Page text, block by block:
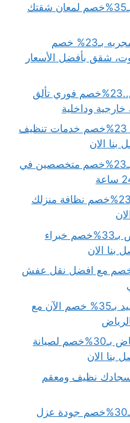
شركة تنظيف شقق بالرياض بـ35%خصم لمعان شقتك
شركة تنظيف شمال الرياض مجربه بـ23% خصم
شقق بأفضل الأسعار
شركة تنظيف شبابيك بالرياض..23%خصم فوري تألق
وداخلية
شركة تنظيف شرق الرياض بـ 23%خصم خدمات تنظيف
الان
شركة ترميم مسابح بالرياض بـ23%خصم متخصصين في
شركة تنظيف العليا الرياض بـ23%خصم نظافة منزلك
شركة تنظيف حمامات بالرياض بـ33%خصم خبراء
بنا الان
لأي مكان بـ23%خصم مع افضل نقل عفش
واجهتك محتاجة تنظيف؟ استفيد بـ35% خصم الآن مع
كهربائي منازل 24 ساعة بالرياض بـ30%خصم لصيانة
بنا الان
نظيف ومعقم
شركة عزل خزانات بالرياض بـ30%خصم جودة عزل